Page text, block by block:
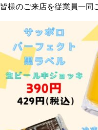
皆様のご来店を従業員一同